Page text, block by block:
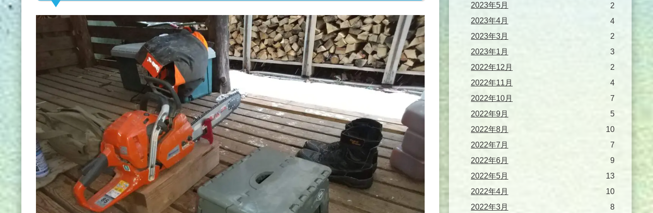
2023年5月
2
2023年4月
4
2023年3月
2
2023年1月
3
2022年12月
2
2022年11月
4
2022年10月
7
2022年9月
5
2022年8月
10
2022年7月
7
2022年6月
9
2022年5月
13
2022年4月
10
2022年3月
8